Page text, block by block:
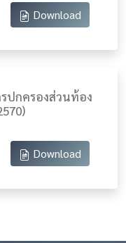
Download
ปกครองส่วนท้อง
Download